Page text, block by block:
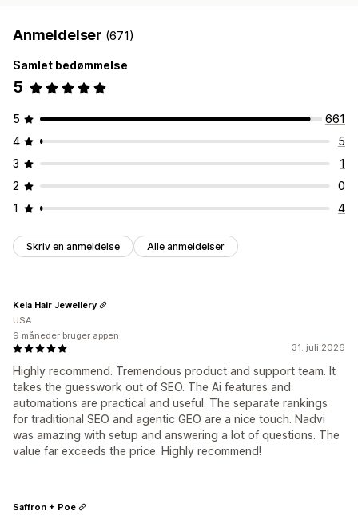
Anmeldelser (671)
Samlet bedømmelse
5
5
661
4
5
3
1
2
0
1
4
Skriv en anmeldelse Alle anmeldelser
31. juli 2026
Highly recommend. Tremendous product and support team. It
takes the guesswork out of SEO. The Ai features and
automations are practical and useful. The separate rankings
for traditional SEO and agentic GEO are a nice touch. Nadvi
was amazing with setup and answering a lot of questions. The
value far exceeds the price. Highly recommend!
Kela Hair Jewellery
USA
9 måneder bruger appen
Saffron + Poe